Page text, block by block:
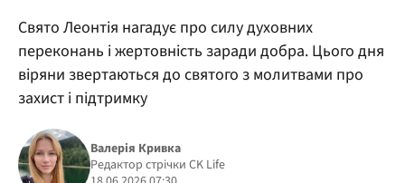
Свято Леонтія нагадує про силу духовних
переконань і жертовність заради добра. Цього дня
віряни звертаються до святого з молитвами про
захист і підтримку
Валерія Кривка
Редактор стрічки CK Life